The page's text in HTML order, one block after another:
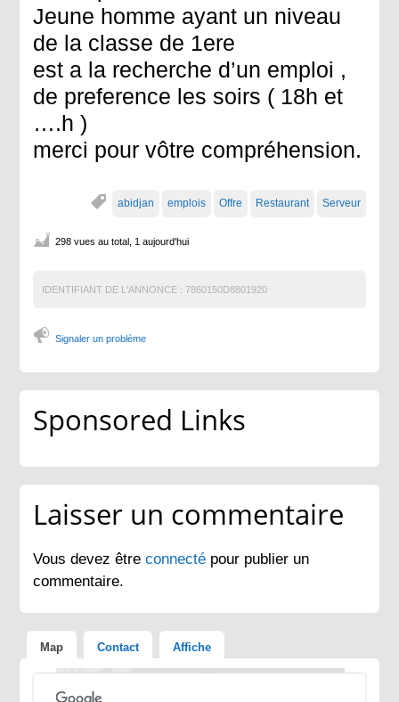
Jeune homme ayant un niveau
de la classe de 1ere
est a la recherche d’un emploi ,
de preference les soirs ( 18h et
….h )
merci pour vôtre compréhension.
abidjan emplois Offre Restaurant Serveur
298 vues au total, 1 aujourd'hui
IDENTIFIANT DE L'ANNONCE : 7860150D8801920
Signaler un problème
Sponsored Links
Laisser un commentaire
Vous devez êtreconnecté pour publier un
commentaire.
Map Contact Affiche